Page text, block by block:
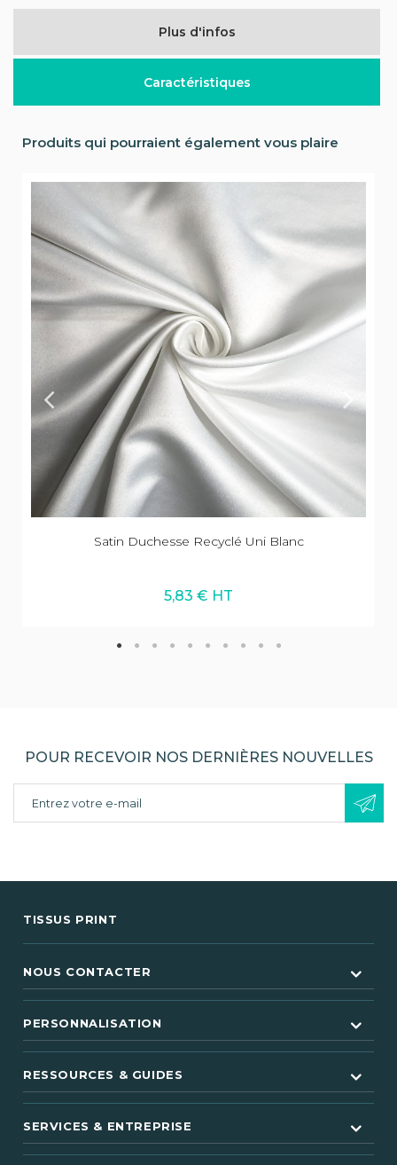
Plus d'infos
Caractéristiques
Produits qui pourraient également vous plaire
Satin Duchesse Recyclé Uni Blanc
5,83 € HT
POUR RECEVOIR NOS DERNIÈRES NOUVELLES
TISSUS PRINT
NOUS CONTACTER
PERSONNALISATION
RESSOURCES & GUIDES
SERVICES & ENTREPRISE